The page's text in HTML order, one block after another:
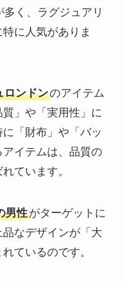
く、ラグジュアリ
に人気がありま
ロンドンのアイテム
」や「実用性」に
「財布」や「バッ
イテムは、品質の
ています。
男性がターゲットに
なデザインが「大
ているのです。